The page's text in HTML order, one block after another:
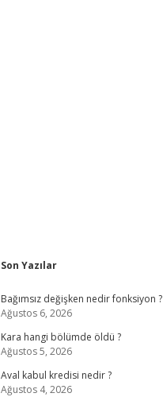
Sidebar
Son Yazılar
Bağımsız değişken nedir fonksiyon ?
Ağustos 6, 2026
Kara hangi bölümde öldü ?
Ağustos 5, 2026
Aval kabul kredisi nedir ?
Ağustos 4, 2026